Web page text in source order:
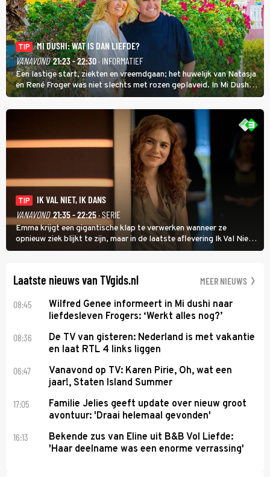
TIP
MI DUSHI: WAT IS DAN LIEFDE?
VANAVOND 21:23 - 22:30 · INFORMATIEF
Een lastige start, ziekten en vreemdgaan; het huwelijk van Natasja
en René Froger was niet slechts met rozen geplaveid. In Mi Dushi:
Wat Is Dan Liefde? neemt Wilfred Genee het showbizzkoppel mee
uit vissen om het over de liefde te hebben.
TIP
IK VAL NIET, IK DANS
VANAVOND 21:35 - 22:25· SERIE
Emma krijgt een gigantische klap te verwerken wanneer ze
opnieuw ziek blijkt te zijn, maar in de laatste aflevering Ik Val Niet,
Ik Dans laat ze zien dat ze niet van plan is op te geven, zelfs als ze
Laatste nieuws van TVgids.nl MEER NIEUWS
08:45
Wilfred Genee informeert in Mi dushi naar
liefdesleven Frogers: ‘Werkt alles nog?’
08:36
De TV van gisteren: Nederland is met vakantie
en laat RTL 4 links liggen
06:47
Vanavond op TV: Karen Pirie, Oh, wat een
jaar!, Staten Island Summer
17:05
Familie Jelies geeft update over nieuw groot
avontuur: 'Draai helemaal gevonden'
16:13
Bekende zus van Eline uit B&B Vol Liefde:
'Haar deelname was een enorme verrassing'